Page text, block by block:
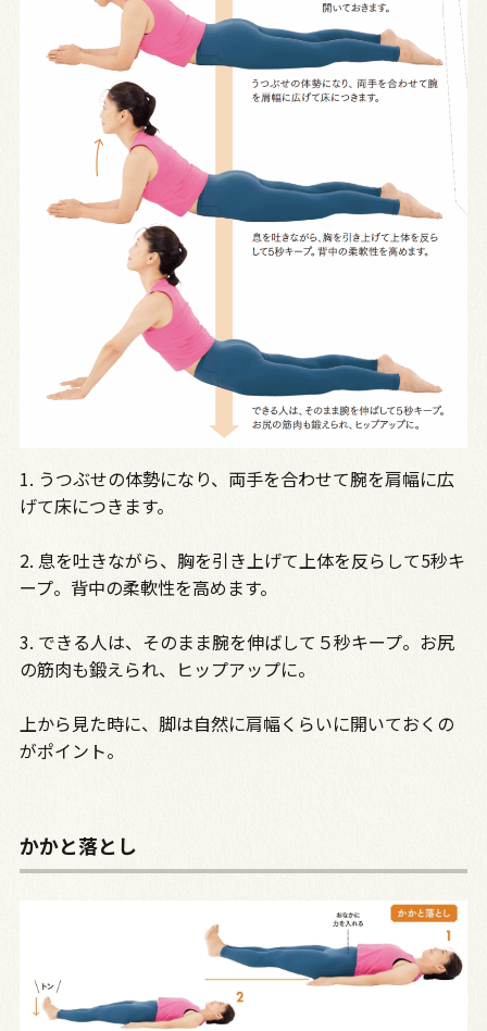
1. うつぶせの体勢になり、両手を合わせて腕を肩幅に広
げて床につきます。
2. 息を吐きながら、胸を引き上げて上体を反らして5秒キ
ープ。背中の柔軟性を高めます。
3. できる人は、そのまま腕を伸ばして５秒キープ。お尻
の筋肉も鍛えられ、ヒップアップに。
上から見た時に、脚は自然に肩幅くらいに開いておくの
がポイント。
かかと落とし